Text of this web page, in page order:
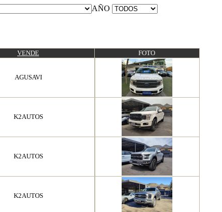
AÑO
VENDE FOTO
AGUSAVI
K2AUTOS
K2AUTOS
K2AUTOS